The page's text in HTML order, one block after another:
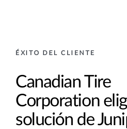
ÉXITO DEL CLIENTE
Canadian Tire
Corporation
solución de